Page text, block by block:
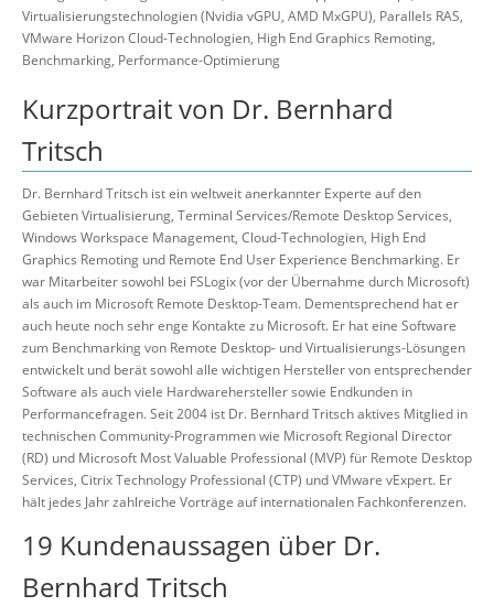
Virtualisierungstechnologien (Nvidia vGPU, AMD MxGPU), Parallels RAS,
VMware Horizon Cloud-Technologien, High End Graphics Remoting,
Benchmarking, Performance-Optimierung
Kurzportrait von Dr. Bernhard
Tritsch
Dr. Bernhard Tritsch ist ein weltweit anerkannter Experte auf den
Gebieten Virtualisierung, Terminal Services/Remote Desktop Services,
Windows Workspace Management, Cloud-Technologien, High End
Graphics Remoting und Remote End User Experience Benchmarking. Er
war Mitarbeiter sowohl bei FSLogix (vor der Übernahme durch Microsoft)
als auch im Microsoft Remote Desktop-Team. Dementsprechend hat er
auch heute noch sehr enge Kontakte zu Microsoft. Er hat eine Software
zum Benchmarking von Remote Desktop- und Virtualisierungs-Lösungen
entwickelt und berät sowohl alle wichtigen Hersteller von entsprechender
Software als auch viele Hardwarehersteller sowie Endkunden in
Performancefragen. Seit 2004 ist Dr. Bernhard Tritsch aktives Mitglied in
technischen Community-Programmen wie Microsoft Regional Director
(RD) und Microsoft Most Valuable Professional (MVP) für Remote Desktop
Services, Citrix Technology Professional (CTP) und VMware vExpert. Er
hält jedes Jahr zahlreiche Vorträge auf internationalen Fachkonferenzen.
19 Kundenaussagen über Dr.
Bernhard Tritsch